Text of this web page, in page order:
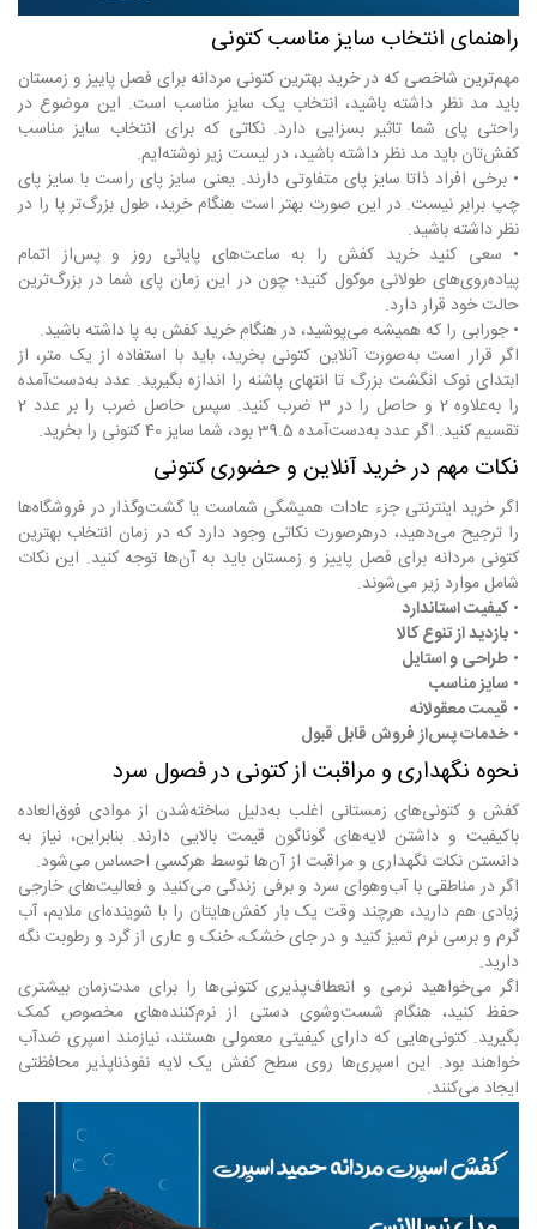
راهنمای انتخاب سایز مناسب کتونی
مهم‌ترین شاخصی که در خرید بهترین کتونی مردانه برای فصل پاییز و زمستان
باید مد نظر داشته باشید، انتخاب یک سایز مناسب است. این موضوع در
راحتی پای شما تاثیر بسزایی دارد. نکاتی که برای انتخاب سایز مناسب
کفش‌تان باید مد نظر داشته باشید، در لیست زیر نوشته‌ایم.
• برخی افراد ذاتا سایز پای متفاوتی دارند. یعنی سایز پای راست با سایز پای
چپ برابر نیست. در این صورت بهتر است هنگام خرید، طول بزرگ‌تر پا را در
نظر داشته باشید.
• سعی کنید خرید کفش را به ساعت‌های پایانی روز و پس‌از اتمام
پیاده‌روی‌های طولانی موکول کنید؛ چون در این زمان پای شما در بزرگ‌ترین
حالت خود قرار دارد.
• جورابی را که همیشه می‌پوشید، در هنگام خرید کفش به پا داشته باشید.
اگر قرار است به‌صورت آنلاین کتونی بخرید، باید با استفاده از یک متر، از
ابتدای نوک انگشت بزرگ تا انتهای پاشنه را اندازه بگیرید. عدد به‌دست‌آمده
را به‌علاوه 2 و حاصل را در 3 ضرب کنید. سپس حاصل ضرب را بر عدد 2
تقسیم کنید. اگر عدد به‌دست‌آمده 39.5 بود، شما سایز 40 کتونی را بخرید.
نکات مهم در خرید آنلاین و حضوری کتونی
اگر خرید اینترنتی جزء عادات همیشگی شماست یا گشت‌وگذار در فروشگاه‌ها
را ترجیح می‌دهید، درهرصورت نکاتی وجود دارد که در زمان انتخاب بهترین
کتونی مردانه برای فصل پاییز و زمستان باید به آن‌ها توجه کنید. این نکات
شامل موارد زیر می‌شوند.
• کیفیت استاندارد
• بازدید از تنوع کالا
• طراحی و استایل
• سایز مناسب
• قیمت معقولانه
•خدمات پس‌از فروش قابل قبول
نحوه نگهداری و مراقبت از کتونی در فصول سرد
کفش و کتونی‌های زمستانی اغلب به‌دلیل ساخته‌شدن از موادی فوق‌العاده
باکیفیت و داشتن لایه‌های گوناگون قیمت بالایی دارند. بنابراین، نیاز به
دانستن نکات نگهداری و مراقبت از آن‌ها توسط هرکسی احساس می‌شود.
اگر در مناطقی با آب‌وهوای سرد و برفی زندگی می‌کنید و فعالیت‌های خارجی
زیادی هم دارید، هرچند وقت یک بار کفش‌هایتان را با شوینده‌‌ای ملایم، آب
گرم و برسی نرم تمیز کنید و در جای خشک، خنک و عاری از گرد و رطوبت نگه
دارید.
اگر می‌خواهید نرمی و انعطاف‌پذیری کتونی‌ها را برای مدت‌زمان بیشتری
حفظ کنید، هنگام شست‌وشوی دستی از نرم‌کننده‌های مخصوص کمک
بگیرید. کتونی‌هایی که دارای کیفیتی معمولی هستند، نیازمند اسپری ضدآب
خواهند بود. این اسپری‌ها روی سطح کفش یک لایه نفوذناپذیر محافظتی
ایجاد می‌کنند.